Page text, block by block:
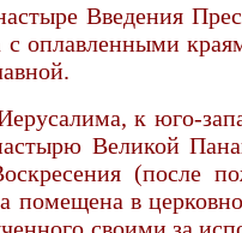
Введения
оплавленными
к юго-
Великой
(после
в